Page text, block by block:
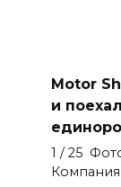
Motor
и
1 / 25
Компания